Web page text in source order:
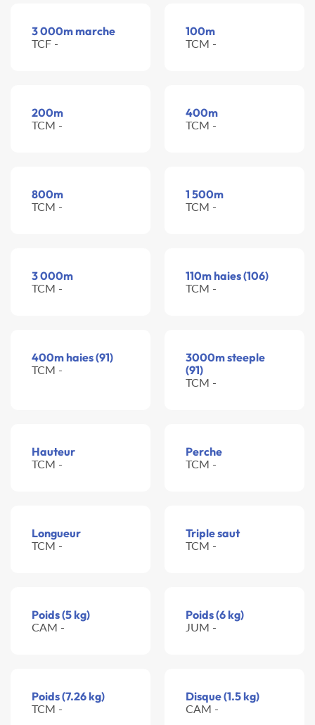
3 000m marche
TCF -
100m
TCM -
200m
TCM -
400m
TCM -
800m
TCM -
1 500m
TCM -
3 000m
TCM -
110m haies (106)
TCM -
400m haies (91)
TCM -
3000m steeple
(91)
TCM -
Hauteur
TCM -
Perche
TCM -
Longueur
TCM -
Triple saut
TCM -
Poids (5 kg)
CAM -
Poids (6 kg)
JUM -
Poids (7.26 kg)
TCM -
Disque (1.5 kg)
CAM -